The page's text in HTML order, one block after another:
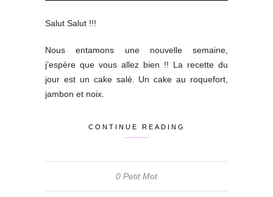
Salut Salut !!!
Nous entamons une nouvelle semaine,
j’espère que vous allez bien !! La recette du
jour est un cake salé. Un cake au roquefort,
jambon et noix.
CONTINUE READING
0 Petit Mot